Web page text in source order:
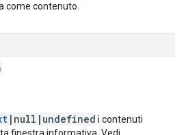
come contenuto.
|null|undefined i contenuti